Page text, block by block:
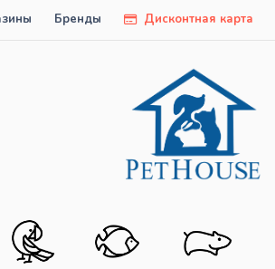
Бренды Дисконтная карта